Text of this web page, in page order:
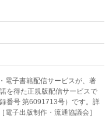
電子書籍配信サービスが、著
を得た正規版配信サービスで
番号 第6091713号）です。詳
電子出版制作・流通協議会］